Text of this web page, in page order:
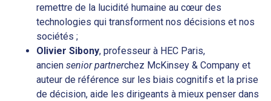
remettre de la lucidité humaine au cœur des
technologies qui transforment nos décisions et nos
sociétés ;
Olivier Sibony, professeur à HEC Paris,
ancien senior partnerchez McKinsey & Company et
auteur de référence sur les biais cognitifs et la prise
de décision, aide les dirigeants à mieux penser dans